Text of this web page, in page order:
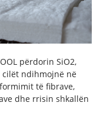
përdorin SiO2,
cilët ndihmojnë në
të fibrave,
dhe rrisin shkallën